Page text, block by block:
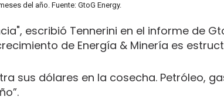
del año. Fuente: GtoG Energy.
escribió Tennerini en el informe de
de Energía & Minería es
sus dólares en la cosecha. Petróleo,